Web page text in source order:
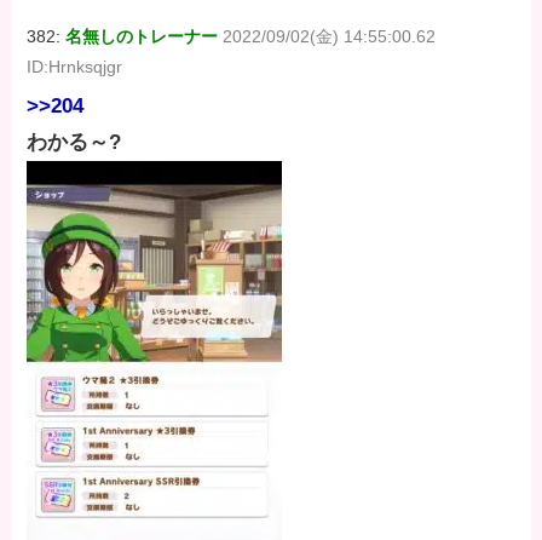
382:名無しのトレーナー 2022/09/02(金) 14:55:00.62
ID:Hrnksqjgr
>>204
わかる～?